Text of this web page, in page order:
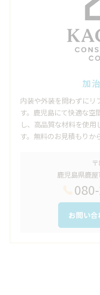
加
内装や外装を問わずにリ
す。鹿児島にて快適な空
し、高品質な材料を使
す。無料のお見積もりか
鹿児島県鹿
お問い